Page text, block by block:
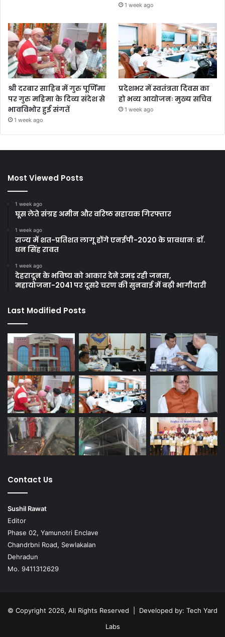
1 week ago
श्री दरबार साहिब में गुरु पूर्णिमा
पर गुरु महिमा के दिव्य संदेश से
भावविभोर हुई संगतें
1 week ago
प्रदेशभर में स्वतंत्रता दिवस का
हो भव्य आयोजनः मुख्य सचिव
1 week ago
Most Viewed Posts
1 week ago
घूस लेते संग्रह अमीन और वरिष्ठ सहायक गिरफ्तार
1 week ago
राज्य में शत-प्रतिशत लागू होंगे एनईपी-2020 के प्रावधानः डाॅ.
धन सिंह रावत
1 week ago
देहरादून के भविष्य को आकार देने उमड़ रही जनता,
महायोजना-2041 पर दूसरे चरण की सुनवाई में बढ़ी भागीदारी
Last Modified Posts
Contact Us
Sushil Rawat
Editor
Phase 02, Yamunotri Enclave
Chandrbni Road, Sewlakalan
Dehradun
Mo. 9411312629
© Copyright 2026, All Rights Reserved | Developed by: Tech Yard
Labs